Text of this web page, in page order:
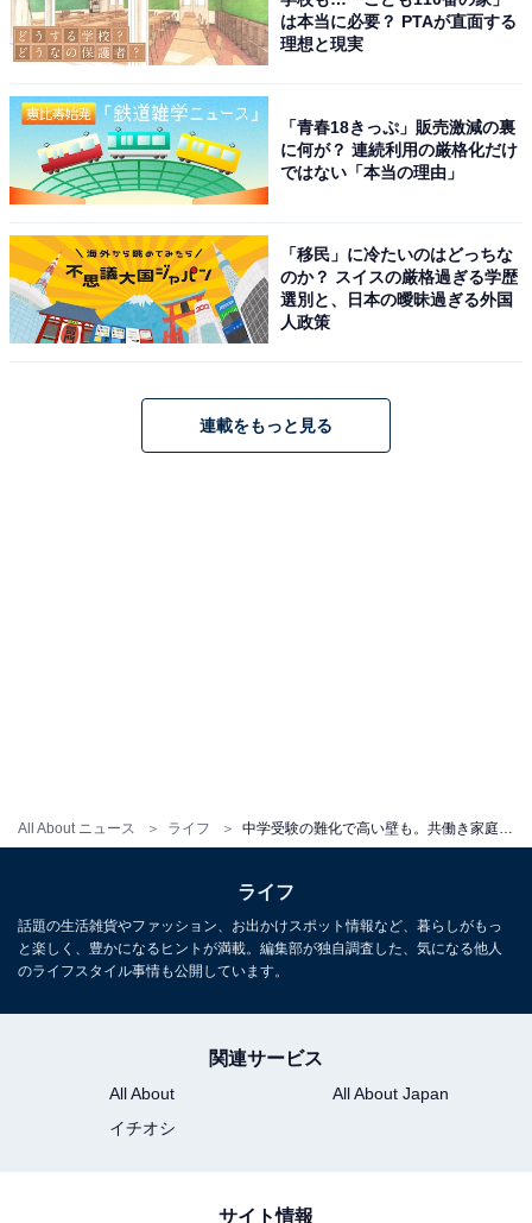
All About ニュース ライフ 中学受験の難化で高い壁も。共働き家庭が、泥沼の受験にしないために知っておきたいこと
は本当に必要？ PTAが直面する
理想と現実
「青春18きっぷ」販売激減の裏
に何が？ 連続利用の厳格化だけ
ではない「本当の理由」
「移民」に冷たいのはどっちな
のか？ スイスの厳格過ぎる学歴
選別と、日本の曖昧過ぎる外国
人政策
連載をもっと見る
ライフ
話題の生活雑貨やファッション、お出かけスポット情報など、暮らしがもっ
と楽しく、豊かになるヒントが満載。編集部が独自調査した、気になる他人
のライフスタイル事情も公開しています。
関連サービス
All About
All About Japan
イチオシ
サイト情報